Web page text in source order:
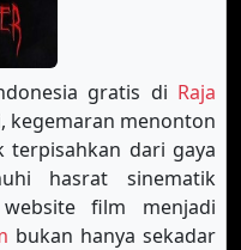
gratis di Raja
kegemaran menonton
dari gaya
hasrat sinematik
film menjadi
bukan hanya sekadar